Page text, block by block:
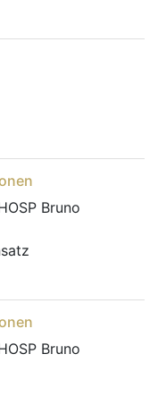
Bruno
Bruno